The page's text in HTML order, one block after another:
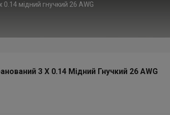
мідний гнучкий 26 AWG
3 Х 0.14 Мідний Гнучкий 26 AWG